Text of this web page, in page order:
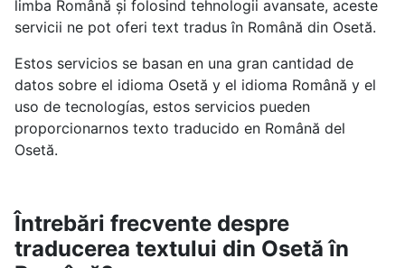
limba Română și folosind tehnologii avansate, aceste
servicii ne pot oferi text tradus în Română din Osetă.
Estos servicios se basan en una gran cantidad de
datos sobre el idioma Osetă y el idioma Română y el
uso de tecnologías, estos servicios pueden
proporcionarnos texto traducido en Română del
Osetă.
Întrebări frecvente despre
traducerea textului din Osetă în